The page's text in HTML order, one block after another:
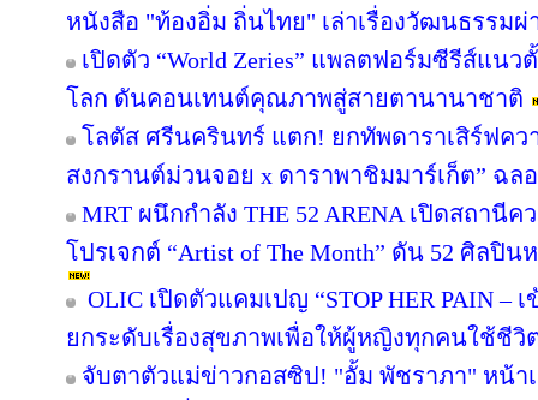
หนังสือ "ท้องอิ่ม ถิ่นไทย" เล่าเรื่องวัฒนธรรม
เปิดตัว “World Zeries” แพลตฟอร์มซีรีส์แน
โลก ดันคอนเทนต์คุณภาพสู่สายตานานาชาติ
โลตัส ศรีนครินทร์ แตก! ยกทัพดาราเสิร์ฟควา
สงกรานต์ม่วนจอย x ดาราพาชิมมาร์เก็ต” ฉล
MRT ผนึกกำลัง THE 52 ARENA เปิดสถานี
โปรเจกต์ “Artist of The Month” ดัน 52 ศิลปิน
OLIC เปิดตัวแคมเปญ “STOP HER PAIN –
ยกระดับเรื่องสุขภาพเพื่อให้ผู้หญิงทุกคนใช้ชีวิ
จับตาตัวแม่ข่าวกอสซิป! "อั้ม พัชราภา" หน้า